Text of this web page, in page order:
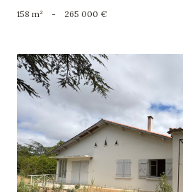
158 m² - 265 000 €
voir le bien